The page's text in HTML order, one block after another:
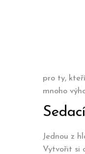
pro ty,
mnoho
Jednou z
Vytvořit si